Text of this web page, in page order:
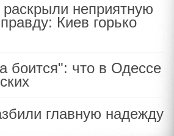
неприятную
Киев горько
боится": что в Одессе
главную надежду